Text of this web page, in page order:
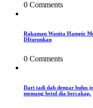
0 Comments
Rakaman Wanita Hampir
DIturunkan
0 Comments
Dari tadi dah dengar bulus
memang betul dia bercakap.